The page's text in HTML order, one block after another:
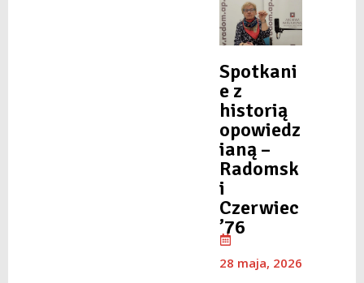
Spotkani
e z
historią
opowiedz
ianą –
Radomsk
i
Czerwiec
’76
28 maja, 2026